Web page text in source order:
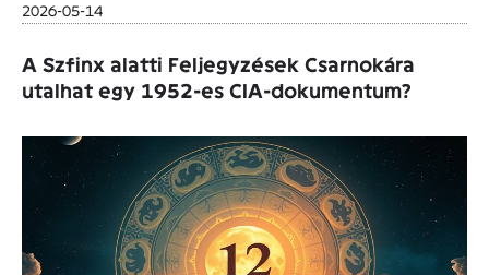
2026-05-14
A Szfinx alatti Feljegyzések Csarnokára
utalhat egy 1952-es CIA-dokumentum?